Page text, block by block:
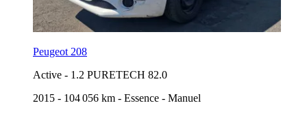
Peugeot 208
Active - 1.2 PURETECH 82.0
2015 - 104 056 km - Essence - Manuel